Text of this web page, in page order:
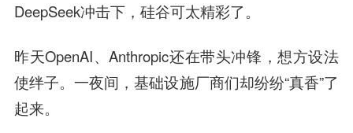
DeepSeek冲击下，硅谷可太精彩了。
昨天OpenAI、Anthropic还在带头冲锋，想方设法
使绊子。一夜间，基础设施厂商们却纷纷“真香”了
起来。